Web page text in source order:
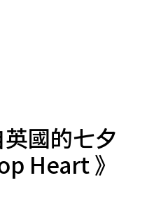
國的七夕
Heart 》